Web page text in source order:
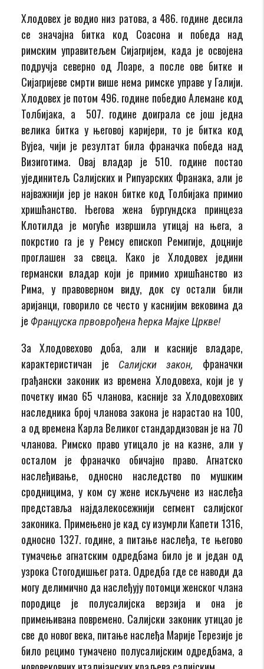
Хлодовех је водио низ ратова, а 486. године десила
се значајна битка код Соасона и победа над
римским управитељем Сијагријем, када је освојена
подручја северно од Лоаре, а после ове битке и
Сијагријеве смрти више нема римске управе у Галији.
Хлодовех је потом 496. године победио Алемане код
Толбијака, а 507. године доиграла се још једна
велика битка у његовој каријери, то је битка код
Вујеа, чији је резултат била франачка победа над
Визиготима. Овај владар је 510. године постао
ујединитељ Салијских и Рипуарских Франака, али је
најважнији јер је након битке код Толбијака примио
хришћанство. Његова жена бургундска принцеза
Клотилда је могуће извршила утицај на њега, а
покрстио га је у Ремсу епископ Ремигије, доцније
проглашен за свеца. Како је Хлодовех једини
германски владар који је примио хришћанство из
Рима, у правоверном виду, док су остали били
аријанци, говорило се често у каснијим вековима да
је Француска првоврођена ћерка Мајке Цркве!
За Хлодовехово доба, али и касније владаре,
карактеристичан је
Салијски закон, франачки
грађански законик из времена Хлодовеха, који је у
почетку имао 65 чланова, касније за Хлодовехових
наследника број чланова закона је нарастао на 100,
а од времена Карла Великог стандардизован је на 70
чланова. Римско право утицало је на казне, али у
осталом је франачко обичајно право. Агнатско
наслеђивање, односно наследство по мушким
сродницима, у ком су жене искључене из наслеђа
представља најдалекосежнији сегмент салијског
законика. Примењено је кад су изумрли Капети 1316,
односно 1327. године, а питање наслеђа, те његово
тумачење агнатским одредбама било је и један од
узрока Стогодишњег рата. Одредба где се наводи да
могу делимично да наслеђују потомци женског члана
породице је полусалијска верзија и она је
примењивана повремено. Салијски законик утицао је
све до новог века, питање наслеђа Марије Терезије је
било рецимо тумачено полусалијским одредбама, а